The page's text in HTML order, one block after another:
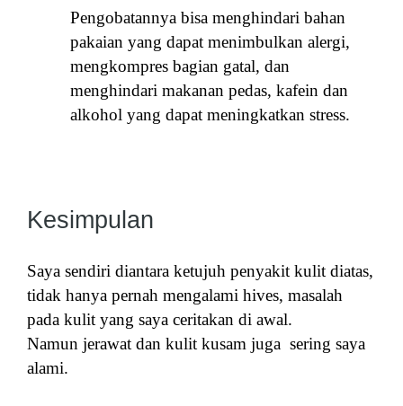
Pengobatannya bisa menghindari bahan
pakaian yang dapat menimbulkan alergi,
mengkompres bagian gatal, dan
menghindari makanan pedas, kafein dan
alkohol yang dapat meningkatkan stress.
Kesimpulan
Saya sendiri diantara ketujuh penyakit kulit diatas,
tidak hanya pernah mengalami hives, masalah
pada kulit yang saya ceritakan di awal.
Namun jerawat dan kulit kusam juga sering saya
alami.